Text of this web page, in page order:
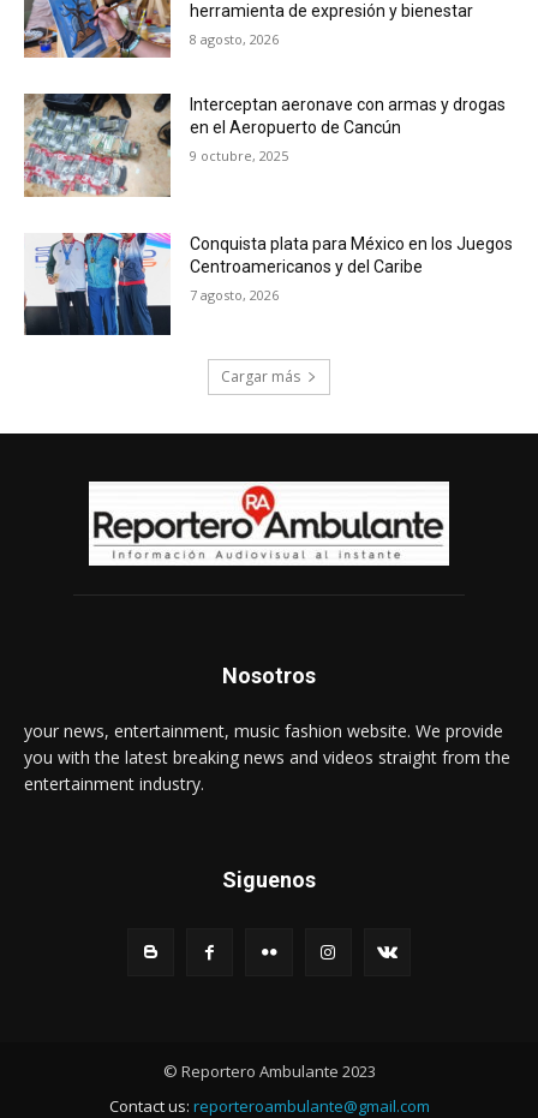
herramienta de expresión y bienestar
8 agosto, 2026
Interceptan aeronave con armas y drogas
en el Aeropuerto de Cancún
9 octubre, 2025
Conquista plata para México en los Juegos
Centroamericanos y del Caribe
7 agosto, 2026
Cargar más
Nosotros
your news, entertainment, music fashion website. We provide
you with the latest breaking news and videos straight from the
entertainment industry.
Siguenos
© Reportero Ambulante 2023
Contact us: reporteroambulante@gmail.com